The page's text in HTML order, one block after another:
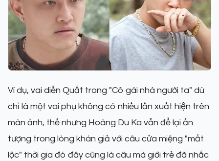
Ví dụ, vai diễn Quất trong "Cô gái nhà người ta" dù
chỉ là một vai phụ không có nhiều lần xuất hiện trên
màn ảnh, thế nhưng Hoàng Du Ka vẫn để lại ấn
tượng trong lòng khán giả với câu cửa miệng "mất
lộc" thời gia đó đây cũng là câu mà giới trẻ đã nhắc